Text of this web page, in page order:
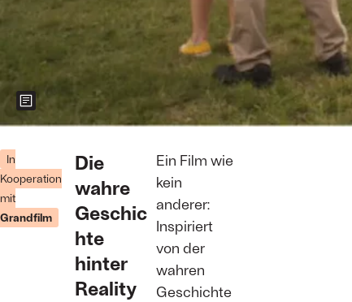
In
Kooperation
mit
Grandfilm
Die
wahre
Geschic
hte
hinter
Reality
Ein Film wie
kein
anderer:
Inspiriert
von der
wahren
Geschichte
Zeigt weitere Informationen zum Bild
der geheimen
Dokumente
bekam
Reality Leigh
Winner eine
Haftstrafe